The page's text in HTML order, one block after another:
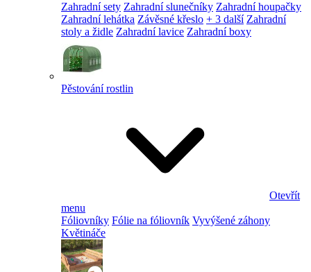
Zahradní sety Zahradní slunečníky Zahradní houpačky
Zahradní lehátka Závěsné křeslo + 3 další Zahradní
stoly a židle Zahradní lavice Zahradní boxy
Pěstování rostlin
Otevřít
menu
Fóliovníky Fólie na fóliovník Vyvýšené záhony
Květináče